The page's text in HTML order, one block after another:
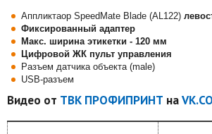
Аппликтаор SpeedMate Blade (AL122)
Фиксированный адаптер
Макс. ширина этикетки - 120 мм
Цифровой ЖК пульт управления
Разъем датчика объекта (male)
USB-разъем
Видео от ТВК ПРОФИПРИНТ на